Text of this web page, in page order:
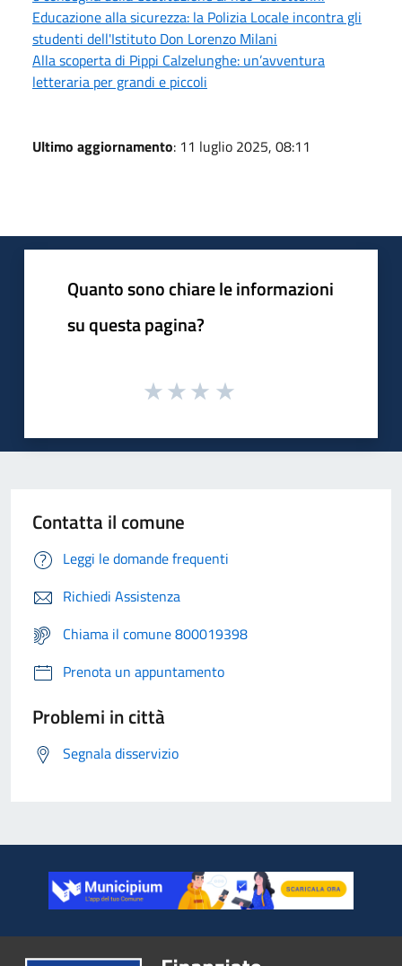
Educazione alla sicurezza: la Polizia Locale incontra gli
studenti dell'Istituto Don Lorenzo Milani
Alla scoperta di Pippi Calzelunghe: un’avventura
letteraria per grandi e piccoli
Ultimo aggiornamento: 11 luglio 2025, 08:11
Quanto sono chiare le informazioni
su questa pagina?
Contatta il comune
Leggi le domande frequenti
Richiedi Assistenza
Chiama il comune 800019398
Prenota un appuntamento
Problemi in città
Segnala disservizio